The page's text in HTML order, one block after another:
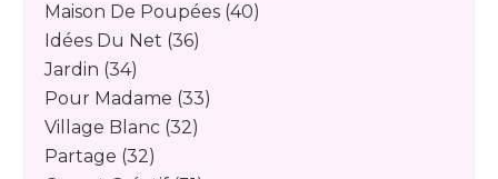
Maison De Poupées (40)
Idées Du Net (36)
Jardin (34)
Pour Madame (33)
Village Blanc (32)
Partage (32)